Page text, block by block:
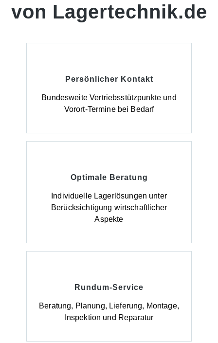
von Lagertechnik.de
Persönlicher Kontakt
Bundesweite Vertriebsstützpunkte und
Vorort-Termine bei Bedarf
Optimale Beratung
Individuelle Lagerlösungen unter
Berücksichtigung wirtschaftlicher
Aspekte
Rundum-Service
Beratung, Planung, Lieferung, Montage,
Inspektion und Reparatur